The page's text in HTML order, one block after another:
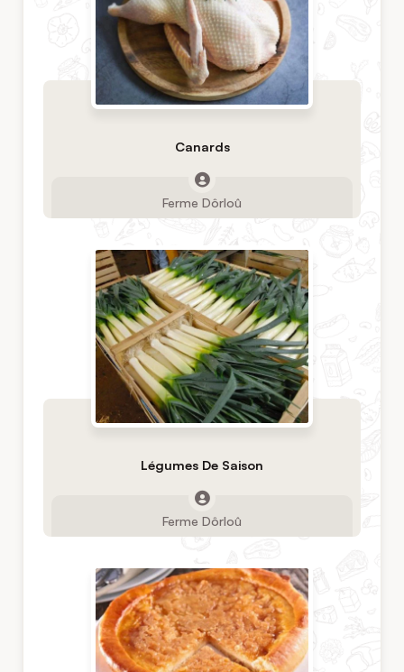
Canards
Ferme Dôrloû
Légumes De Saison
Ferme Dôrloû